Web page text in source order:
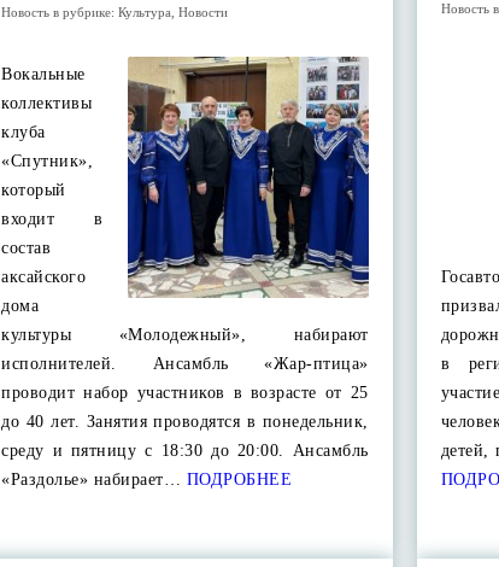
Новость в рубрике:Культура ,Новости
Вокальные
коллективы
клуба
«Спутник»,
который
входит в
состав
аксайского
дома
культуры «Молодежный», набирают
исполнителей. Ансамбль «Жар-птица»
проводит набор участников в возрасте от 25
до 40 лет. Занятия проводятся в понедельник,
среду и пятницу с 18:30 до 20:00. Ансамбль
«Раздолье» набирает… ПОДРОБНЕЕ
Новость
в
детей,